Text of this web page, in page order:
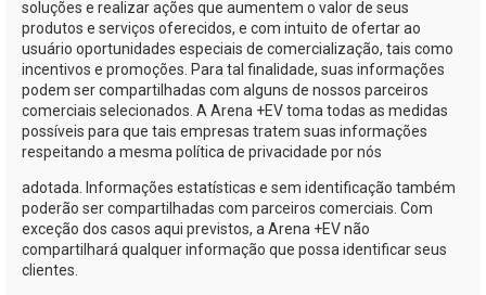
soluções e realizar ações que aumentem o valor de seus
produtos e serviços oferecidos, e com intuito de ofertar ao
usuário oportunidades especiais de comercialização, tais como
incentivos e promoções. Para tal finalidade, suas informações
podem ser compartilhadas com alguns de nossos parceiros
comerciais selecionados. A Arena +EVtoma todas as medidas
possíveis para que tais empresas tratem suas informações
respeitando a mesma política de privacidade por nós
adotada. Informações estatísticas e sem identificação também
poderão ser compartilhadas com parceiros comerciais. Com
exceção dos casos aqui previstos, a Arena +EVnão
compartilhará qualquer informação que possa identificar seus
clientes.